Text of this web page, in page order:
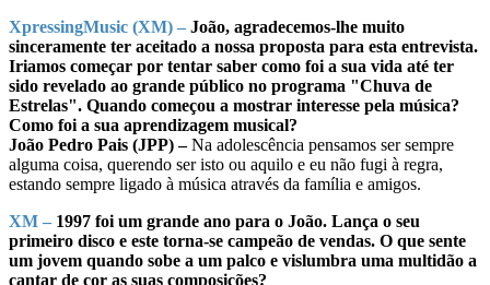
XpressingMusic (XM) – João, agradecemos-lhe muito
sinceramente ter aceitado a nossa proposta para esta entrevista.
Iriamos começar por tentar saber como foi a sua vida até ter
sido revelado ao grande público no programa "Chuva de
Estrelas". Quando começou a mostrar interesse pela música?
Como foi a sua aprendizagem musical?
João Pedro Pais (JPP) –Na adolescência pensamos ser sempre
alguma coisa, querendo ser isto ou aquilo e eu não fugi à regra,
estando sempre ligado à música através da família e amigos.
XM – 1997 foi um grande ano para o João. Lança o seu
primeiro disco e este torna-se campeão de vendas. O que sente
um jovem quando sobe a um palco e vislumbra uma multidão a
cantar de cor as suas composições?